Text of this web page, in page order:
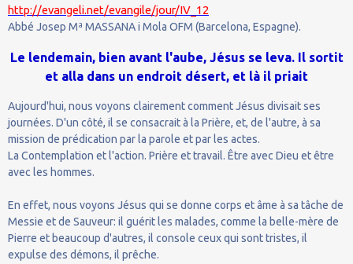
http://evangeli.net/evangile/jour/IV_12
Abbé Josep Mª MASSANA i Mola OFM (Barcelona, Espagne).
Le lendemain, bien avant l'aube, Jésus se leva. Il sortit
et alla dans un endroit désert, et là il priait
Aujourd'hui, nous voyons clairement comment Jésus divisait ses
journées. D'un côté, il se consacrait à la Prière, et, de l'autre, à sa
mission de prédication par la parole et par les actes.
La Contemplation et l'action. Prière et travail. Être avec Dieu et être
avec les hommes.
En effet, nous voyons Jésus qui se donne corps et âme à sa tâche de
Messie et de Sauveur: il guérit les malades, comme la belle-mère de
Pierre et beaucoup d'autres, il console ceux qui sont tristes, il
expulse des démons, il prêche.